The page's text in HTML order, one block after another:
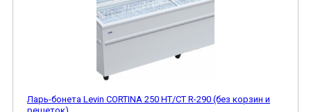
Ларь-бонета Levin CORTINA 250 HT/CT R-290 (без корзин и